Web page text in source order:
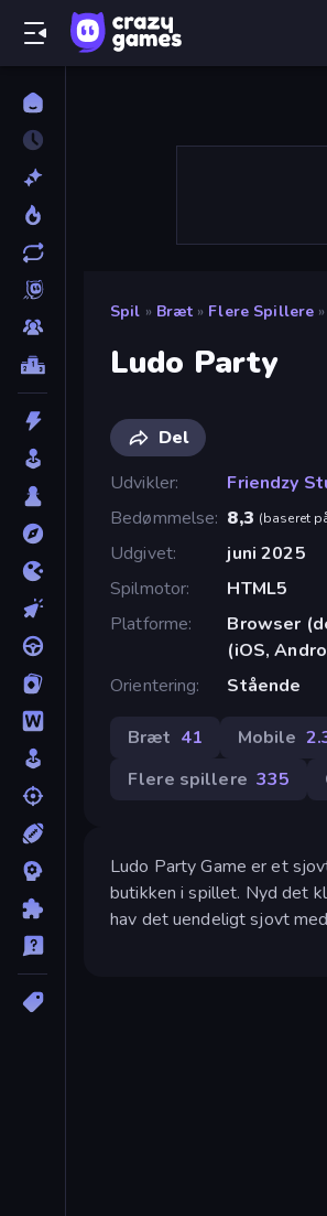
Spil » Bræt » Flere Spillere »
Ludo Party
Del
Udvikler
Friendzy
Bedømmelse 8,3 (baseret
Udgivet
juni 2025
Spilmotor
HTML5
Platforme
Browser
(iOS,
Orientering
Stående
Bræt 41 Mobile
Flere spillere 335
Ludo Party Game er et
butikken i spillet. Nyd det
hav det uendeligt sjovt